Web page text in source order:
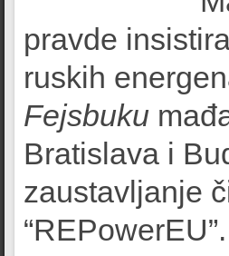
pravde
ruskih
Fejsbuku
Bratislava i
zaustavljanje
“REPowerEU”.